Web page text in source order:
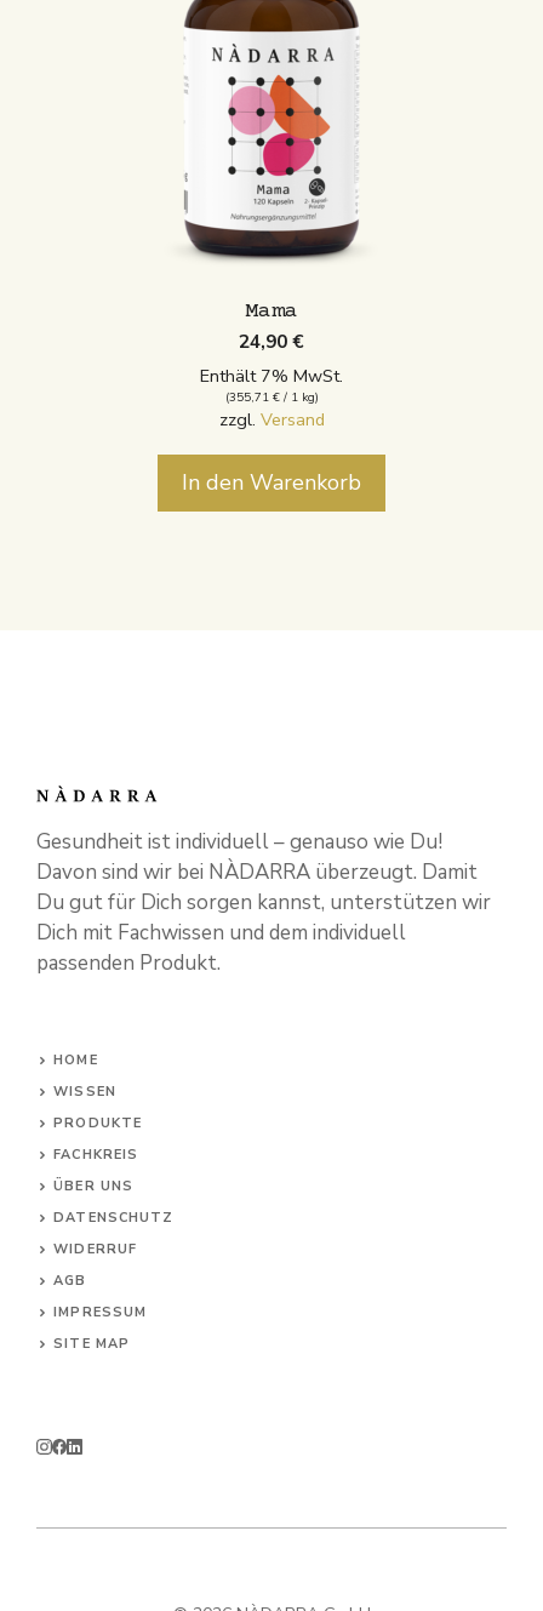
Mama
24,90€
Enthält 7% MwSt.
(355,71 €/ 1 kg)
zzgl. Versand
In den Warenkorb
Gesundheit ist individuell – genauso wie Du!
Davon sind wir bei NÀDARRA überzeugt. Damit
Du gut für Dich sorgen kannst, unterstützen wir
Dich mit Fachwissen und dem individuell
passenden Produkt.
HOME
WISSEN
PRODUKTE
FACHKREIS
ÜBER UNS
DATENSCHUTZ
WIDERRUF
AGB
IMPRESSUM
SITE MAP